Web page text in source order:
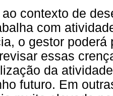
contexto de
com
o gestor
essas
da
futuro. Em